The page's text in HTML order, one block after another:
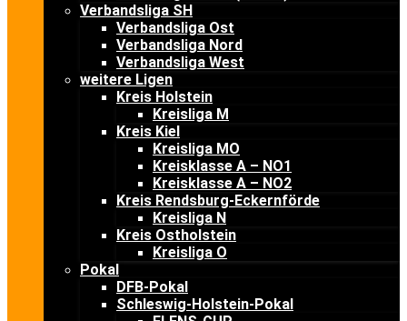
Verbandsliga SH
Verbandsliga Ost
Verbandsliga Nord
Verbandsliga West
weitere Ligen
Kreis Holstein
Kreisliga M
Kreis Kiel
Kreisliga MO
Kreisklasse A – NO1
Kreisklasse A – NO2
Kreis Rendsburg-Eckernförde
Kreisliga N
Kreis Ostholstein
Kreisliga O
Pokal
DFB-Pokal
Schleswig-Holstein-Pokal